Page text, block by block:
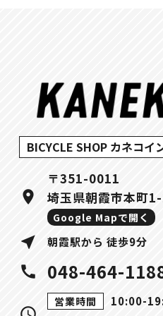
BICYCLE SHOP カネコイ
location_on
〒351-0011
埼玉県朝霞市本町
Google Mapで開く
near_me 朝霞駅から 徒歩9分
call 048-464-
営業時間 10:00-